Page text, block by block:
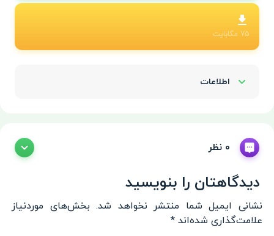
75 مگابایت
اطلاعات
0 نظر
دیدگاهتان را بنویسید
نشانی ایمیل شما منتشر نخواهد شد. بخش‌های موردنیاز
علامت‌گذاری شده‌اند *